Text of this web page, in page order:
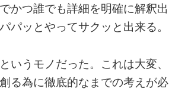
かつ誰でも詳細を明確に解釈出
パッとやってサクッと出来る。
いうモノだった。これは大変、
る為に徹底的なまでの考えが必